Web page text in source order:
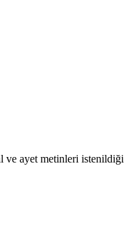
ve ayet metinleri istenildiği